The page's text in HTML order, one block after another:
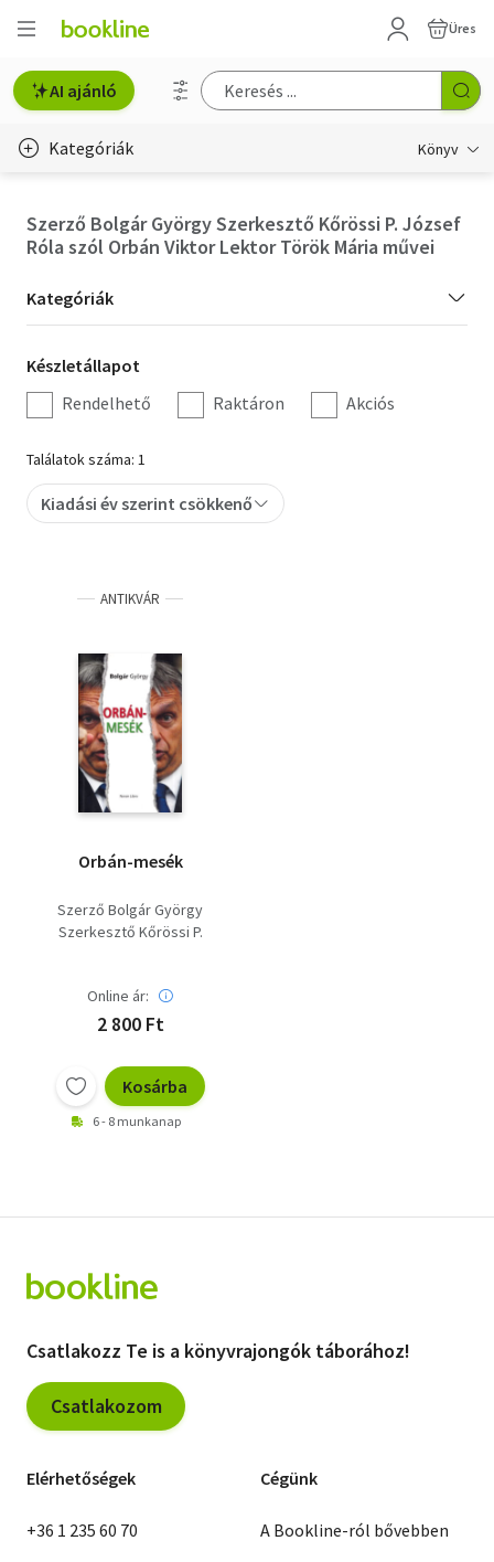
Üres
AI ajánló
Kategóriák Könyv
Erotika
Gyermek- és ifjúsági
Irodalom
Szakkönyv
Természettudomány
Történelem
Szerző Bolgár György Szerkesztő Kőrössi P. József
Róla szól Orbán Viktor Lektor Török Mária művei
Kategória
szűrés
Kategóriák
Készletállapot
szűrés
Készletállapot
Rendelhető
Raktáron Akciós
Találatok száma: 1
Kiadási év szerint csökkenő
ANTIKVÁR
Orbán-mesék
Szerző Bolgár György
Szerkesztő Kőrössi P.
Online ár:
2 800 Ft
Kosárba
6 - 8 munkanap
Csatlakozz Te is a könyvrajongók táborához!
Csatlakozom
Elérhetőségek
+36 1 235 60 70
Cégünk
A Bookline-ról bővebben